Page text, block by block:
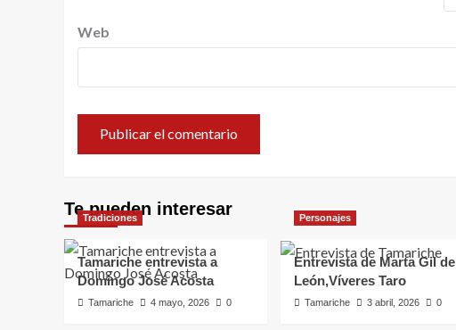
Web
Te pueden interesar
Tradiciones
Tamariche entrevista a
Domingo José Acosta
Tamariche 4 mayo, 2026 0
Personajes
Entrevista de Marta Gil de
León,Víveres Taro
Tamariche 3 abril, 2026 0